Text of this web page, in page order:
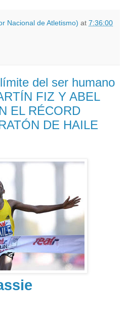
Nacional de Atletismo) at 7:36:00
del ser humano
FIZ Y ABEL
EL RÉCORD
DE HAILE